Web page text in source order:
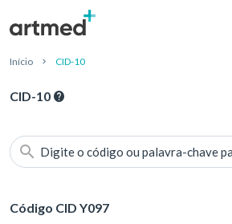
Início CID-10
CID-10
Digite o código ou palavra-chave
Código CID Y097